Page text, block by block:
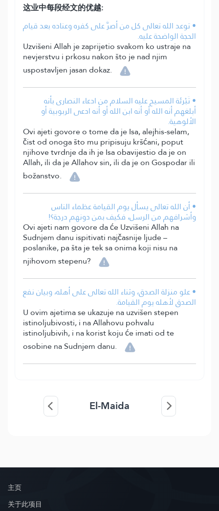
这业中每段经文的优越:
• توعد الله تعالى كل من أصرَّ على كفره وعناده بعد قيام
الحجة الواضحة عليه.
Uzvišeni Allah je zaprijetio svakom ko ustraje na
nevjerstvu i prkosu nakon što je nad njim
uspostavljen jasan dokaz.
• تَبْرئة المسيح عليه السلام من ادعاء النصارى بأنه
أبلغهم أنه الله أو أنه ابن الله أو أنه ادعى الربوبية أو
الألوهية.
Ovi ajeti govore o tome da je Isa, alejhis-selam,
čist od onoga što mu pripisuju kršćani, poput
njihove tvrdnje da ih je Isa obavijestio da je on
Allah, ili da je Allahov sin, ili da je on Gospodar ili
božanstvo.
• أن الله تعالى يسأل يوم القيامة عظماء الناس
وأشرافهم من الرسل، فكيف بمن دونهم درجة؟!
Ovi ajeti nam govore da će Uzvišeni Allah na
Sudnjem danu ispitivati najčasnije ljude –
poslanike, pa šta je tek sa onima koji nisu na
njihovom stepenu?
• علو منزلة الصدق، وثناء الله تعالى على أهله، وبيان نفع
الصدق لأهله يوم القيامة.
U ovim ajetima se ukazuje na uzvišen stepen
istinoljubivosti, i na Allahovu pohvalu
istinoljubivih, i na korist koju će imati od te
osobine na Sudnjem danu.
El-Maida
主页
关于此项目